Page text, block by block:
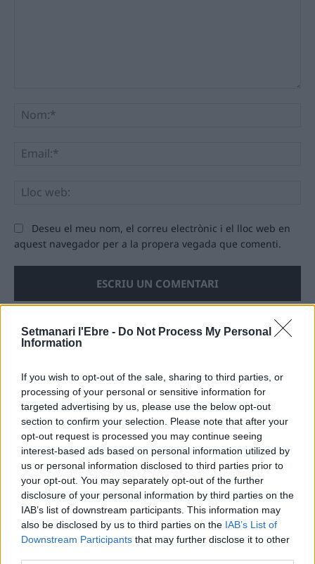
Setmanari l'Ebre - Do Not Process My Personal
Information
If you wish to opt-out of the sale, sharing to third parties, or
processing of your personal or sensitive information for
targeted advertising by us, please use the below opt-out
section to confirm your selection. Please note that after your
opt-out request is processed you may continue seeing
interest-based ads based on personal information utilized by
us or personal information disclosed to third parties prior to
your opt-out. You may separately opt-out of the further
disclosure of your personal information by third parties on the
IAB’s list of downstream participants. This information may
also be disclosed by us to third parties on the IAB’s List of
Downstream Participants that may further disclose it to other
Deseu el meu nom, el correu electrònic i el lloc web en
aquest navegador per a la propera vegada que comenti.
L’Ajuntament de Tortosa amplia el
termini de les obres de l’aparcament
dels terrenys de Renfe per les altes
temperatures
7 d'agost de 2026
Amposta recupera les Cases del Castell
i culmina un projecte estratègic que
vincula patrimoni, turisme i
gastronomia
6 d'agost de 2026